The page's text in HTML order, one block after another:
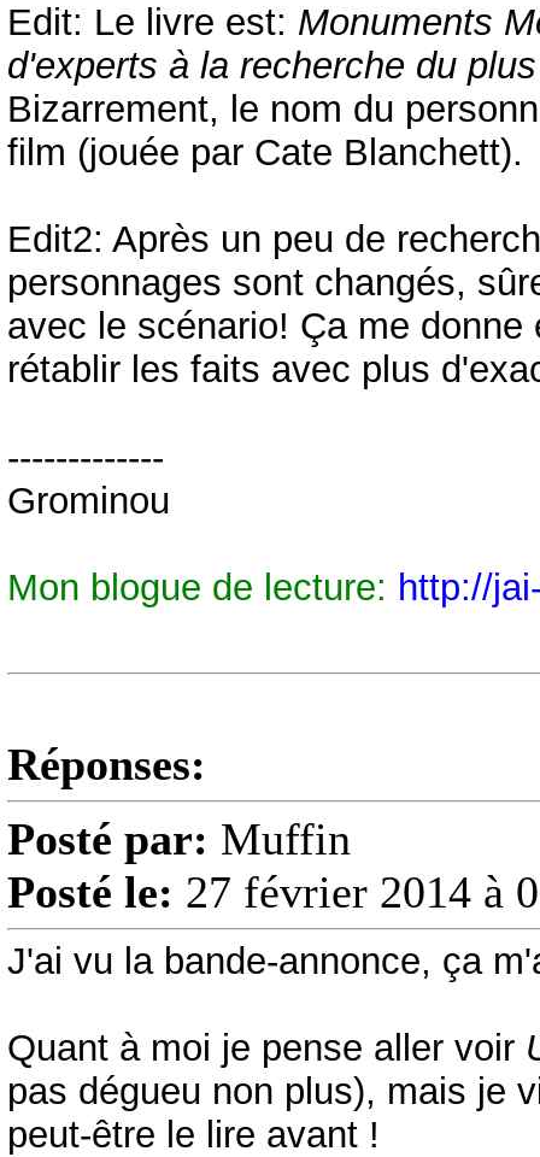
Edit: Le livre est: Monuments
d'experts à la recherche du
Bizarrement, le nom du
film (jouée par Cate Blanchett).
Edit2: Après un peu de
personnages sont changés,
avec le scénario! Ça me
rétablir les faits avec plus
-------------
Grominou
Mon blogue de lecture: http://
Réponses:
Posté par: Muffin
Posté le: 27 février 2014 à
J'ai vu la bande-annonce, ça
Quant à moi je pense aller voir
pas dégueu non plus), mais je
peut-être le lire avant !